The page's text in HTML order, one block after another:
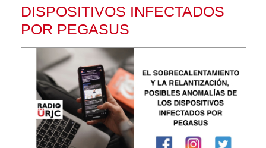
DISPOSITIVOS INFECTADOS
POR PEGASUS